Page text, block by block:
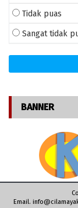
Tidak puas
Sangat tidak
BANNER
Email.